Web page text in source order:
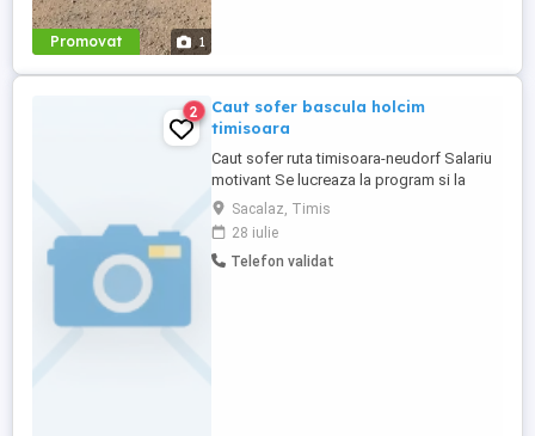
Promovat 1
2
Caut sofer bascula holcim
timisoara
Caut sofer ruta timisoara-neudorf Salariu
motivant Se lucreaza la program si la
tonaj Caut sofer cu experienta si din zona
timisoara, sanandrei, lipova, neudorf Tel
Sacalaz, Timis
28 iulie
Telefon validat